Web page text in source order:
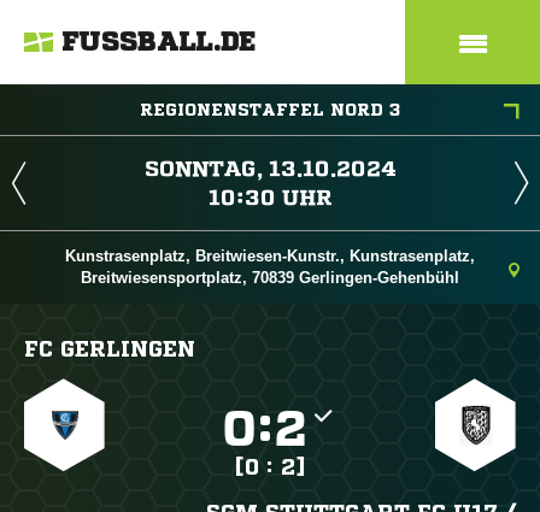
FUSSBALL.DE
REGIONENSTAFFEL NORD 3
 
 
Kunstrasenplatz, Breitwiesen-Kunstr., Kunstrasenplatz,
Breitwiesensportplatz, 70839 Gerlingen-Gehenbühl
FC GERLINGEN
:
[0 : 2]